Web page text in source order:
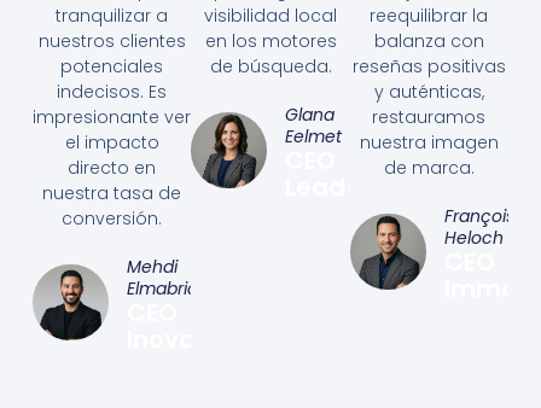
tranquilizar a
nuestros clientes
potenciales
indecisos. Es
impresionante ver
el impacto
directo en
nuestra tasa de
conversión.
Mehdi
Elmabrick
visibilidad local
en los motores
de búsqueda.
Glana
Eelmet
reequilibrar la
balanza con
reseñas positivas
y auténticas,
restauramos
nuestra imagen
de marca.
François
Heloch